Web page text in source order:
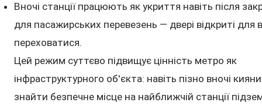
Вночі станції працюють як укриття навіть після
для пасажирських перевезень — двері відкриті для
переховатися.
Цей режим суттєво підвищує цінність метро як
інфраструктурного об'єкта: навіть пізно вночі
знайти безпечне місце на найближчій станції